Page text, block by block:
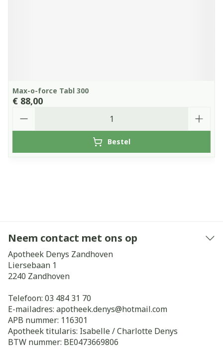
Max-o-force Tabl 300
€ 88,00
Bestel
Neem contact met ons op
Apotheek Denys Zandhoven
Liersebaan 1
2240 Zandhoven
Telefoon: 03 484 31 70
E-mailadres: apotheek.denys@hotmail.com
APB nummer: 116301
Apotheek titularis: Isabelle / Charlotte Denys
BTW nummer: BE0473669806